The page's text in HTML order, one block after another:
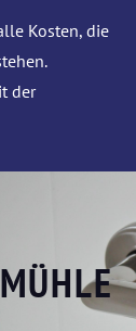
Kosten, die
der